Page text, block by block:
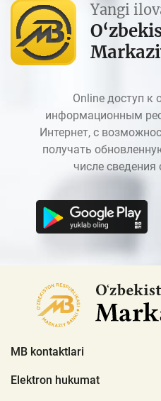
Yangi
Online доступ
информационным
Интернет, с
получать
числе сведения
MB kontaktlari
Elektron hukumat